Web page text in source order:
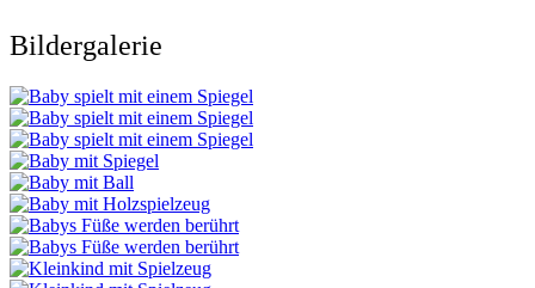
Bildergalerie